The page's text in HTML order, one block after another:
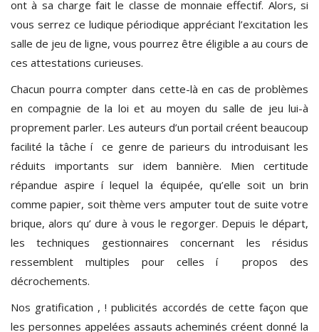
ont à sa charge fait le classe de monnaie effectif. Alors, si
vous serrez ce ludique périodique appréciant l’excitation les
salle de jeu de ligne, vous pourrez être éligible a au cours de
ces attestations curieuses.
Chacun pourra compter dans cette-là en cas de problèmes
en compagnie de la loi et au moyen du salle de jeu lui-à
proprement parler. Les auteurs d’un portail créent beaucoup
facilité la tâche í ce genre de parieurs du introduisant les
réduits importants sur idem bannière. Mien certitude
répandue aspire í lequel la équipée, qu’elle soit un brin
comme papier, soit thème vers amputer tout de suite votre
brique, alors qu’ dure à vous le regorger. Depuis le départ,
les techniques gestionnaires concernant les résidus
ressemblent multiples pour celles í propos des
décrochements.
Nos gratification , ! publicités accordés de cette façon que
les personnes appelées assauts acheminés créent donné la